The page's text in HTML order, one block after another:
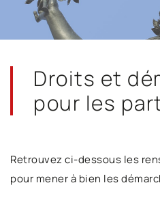
Droits et
pour les
Retrouvez ci-dessous les
pour mener à bien les